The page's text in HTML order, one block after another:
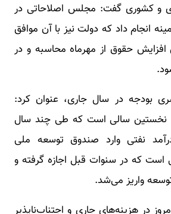
و کشوری گفت: مجلس اصلاحاتی در
انجام داد که دولت نیز با آن موافق
افزایش حقوق از مهرماه محاسبه و در
بودجه در سال جاری، عنوان کرد:
نخستین سالی است که طی چند سال
درصد درآمد نفتی وارد صندوق توسعه ملی
است که در سنوات قبل اجازه گرفته و
در هزینه‌های جاری و اجتناب‌ناپذیر